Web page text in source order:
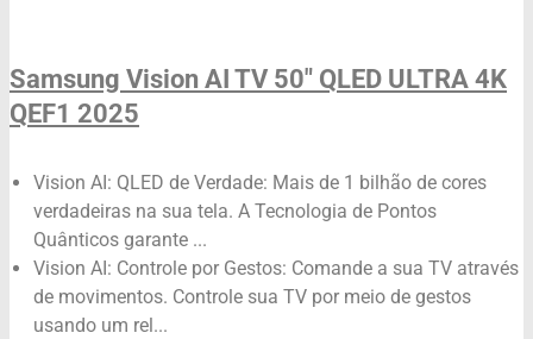
Samsung Vision AI TV 50" QLED ULTRA 4K
QEF1 2025
Vision AI: QLED de Verdade: Mais de 1 bilhão de cores
verdadeiras na sua tela. A Tecnologia de Pontos
Quânticos garante ...
Vision AI: Controle por Gestos: Comande a sua TV através
de movimentos. Controle sua TV por meio de gestos
usando um rel...